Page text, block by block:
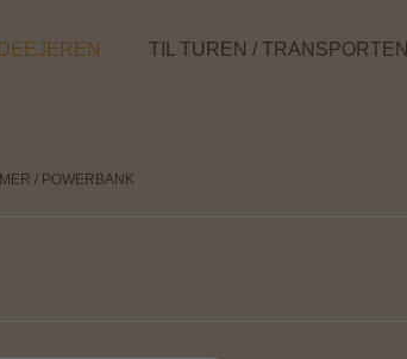
TIL TUREN / TRANSPORTEN
/ POWERBANK